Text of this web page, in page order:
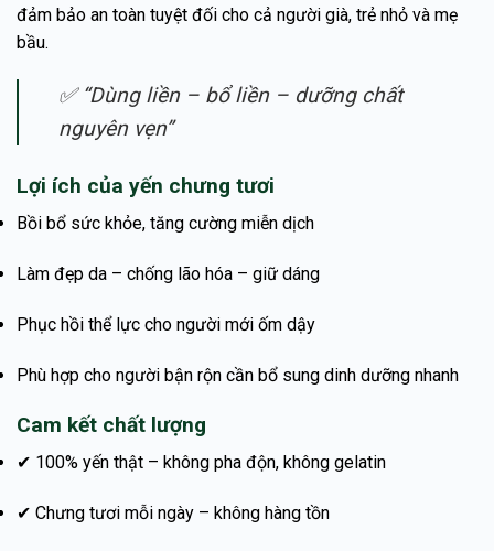
đảm bảo an toàn tuyệt đối cho cả người già, trẻ nhỏ và mẹ
bầu.
✅ “Dùng liền – bổ liền – dưỡng chất
nguyên vẹn”
Lợi ích của yến chưng tươi
Bồi bổ sức khỏe, tăng cường miễn dịch
Làm đẹp da – chống lão hóa – giữ dáng
Phục hồi thể lực cho người mới ốm dậy
Phù hợp cho người bận rộn cần bổ sung dinh dưỡng nhanh
Cam kết chất lượng
✔ 100% yến thật – không pha độn, không gelatin
✔ Chưng tươi mỗi ngày – không hàng tồn